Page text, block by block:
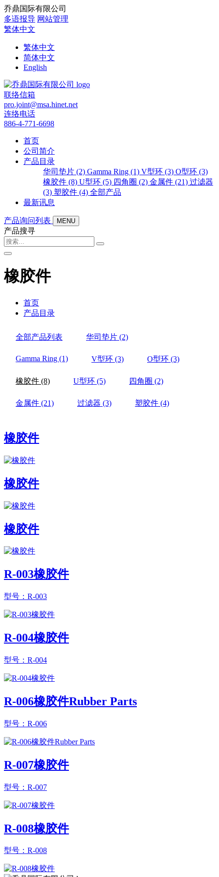
乔鼎国际有限公司
多语报导 网站管理
繁体中文
繁体中文
简体中文
English
联络信箱
pro.joint@msa.hinet.net
连络电话
886-4-771-6698
首页
公司简介
产品目录
华司垫片 (2) Gamma Ring (1) V型环 (3) O型环 (3)
橡胶件 (8) U型环 (5) 四角圈 (2) 金属件 (21) 过滤器
(3) 塑胶件 (4) 全部产品
最新讯息
产品询问列表 MENU
产品搜寻
橡胶件
首页
产品目录
全部产品列表 华司垫片 (2)
Gamma Ring (1) V型环 (3) O型环 (3)
橡胶件 (8) U型环 (5) 四角圈 (2)
金属件 (21) 过滤器 (3) 塑胶件 (4)
橡胶件
橡胶件
橡胶件
R-003橡胶件
型号：R-003
R-004橡胶件
型号：R-004
R-006橡胶件Rubber Parts
型号：R-006
R-007橡胶件
型号：R-007
R-008橡胶件
型号：R-008